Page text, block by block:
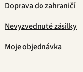
Doprava do zahraničí
Nevyzvednuté zásilky
Moje objednávka